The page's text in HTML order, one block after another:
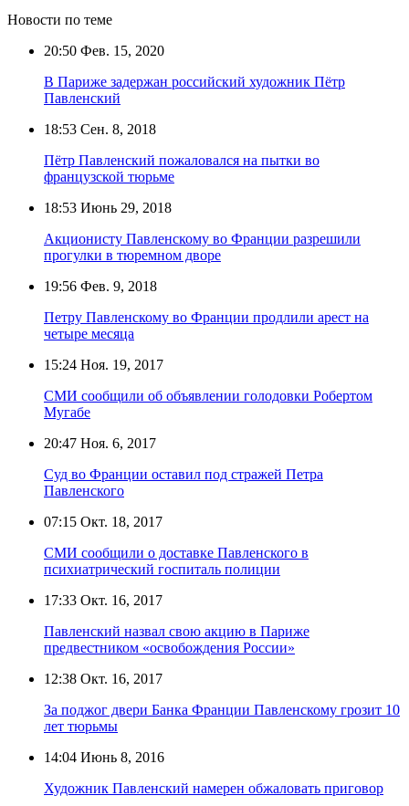
Новости по теме
20:50 Фев. 15, 2020
В Париже задержан российский художник Пётр
Павленский
18:53 Сен. 8, 2018
Пётр Павленский пожаловался на пытки во
французской тюрьме
18:53 Июнь 29, 2018
Акционисту Павленскому во Франции разрешили
прогулки в тюремном дворе
19:56 Фев. 9, 2018
Петру Павленскому во Франции продлили арест на
четыре месяца
15:24 Ноя. 19, 2017
СМИ сообщили об объявлении голодовки Робертом
Мугабе
20:47 Ноя. 6, 2017
Суд во Франции оставил под стражей Петра
Павленского
07:15 Окт. 18, 2017
СМИ сообщили о доставке Павленского в
психиатрический госпиталь полиции
17:33 Окт. 16, 2017
Павленский назвал свою акцию в Париже
предвестником «освобождения России»
12:38 Окт. 16, 2017
За поджог двери Банка Франции Павленскому грозит 10
лет тюрьмы
14:04 Июнь 8, 2016
Художник Павленский намерен обжаловать приговор